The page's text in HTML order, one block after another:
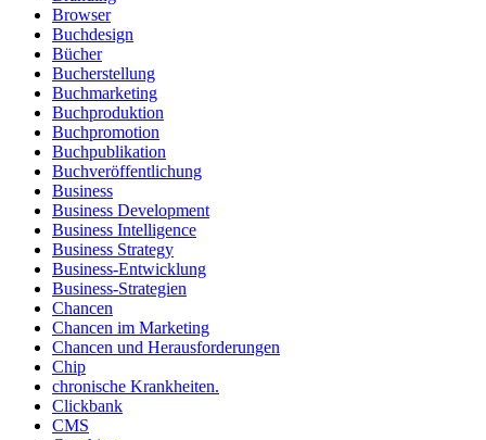
Browser
Buchdesign
Bücher
Bucherstellung
Buchmarketing
Buchproduktion
Buchpromotion
Buchpublikation
Buchveröffentlichung
Business
Business Development
Business Intelligence
Business Strategy
Business-Entwicklung
Business-Strategien
Chancen
Chancen im Marketing
Chancen und Herausforderungen
Chip
chronische Krankheiten.
Clickbank
CMS